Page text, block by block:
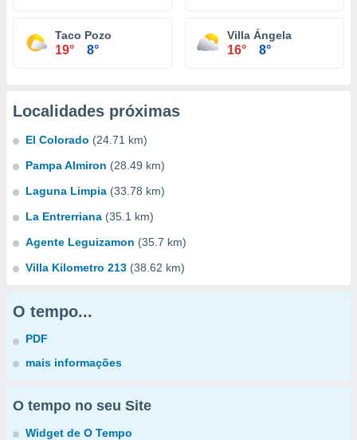
Taco Pozo
19° 8°
Villa Ángela
16° 8°
Localidades próximas
El Colorado (24.71 km)
Pampa Almiron (28.49 km)
Laguna Limpia (33.78 km)
La Entrerriana (35.1 km)
Agente Leguizamon (35.7 km)
Villa Kilometro 213 (38.62 km)
O tempo...
PDF
mais informações
O tempo no seu Site
Widget de O Tempo